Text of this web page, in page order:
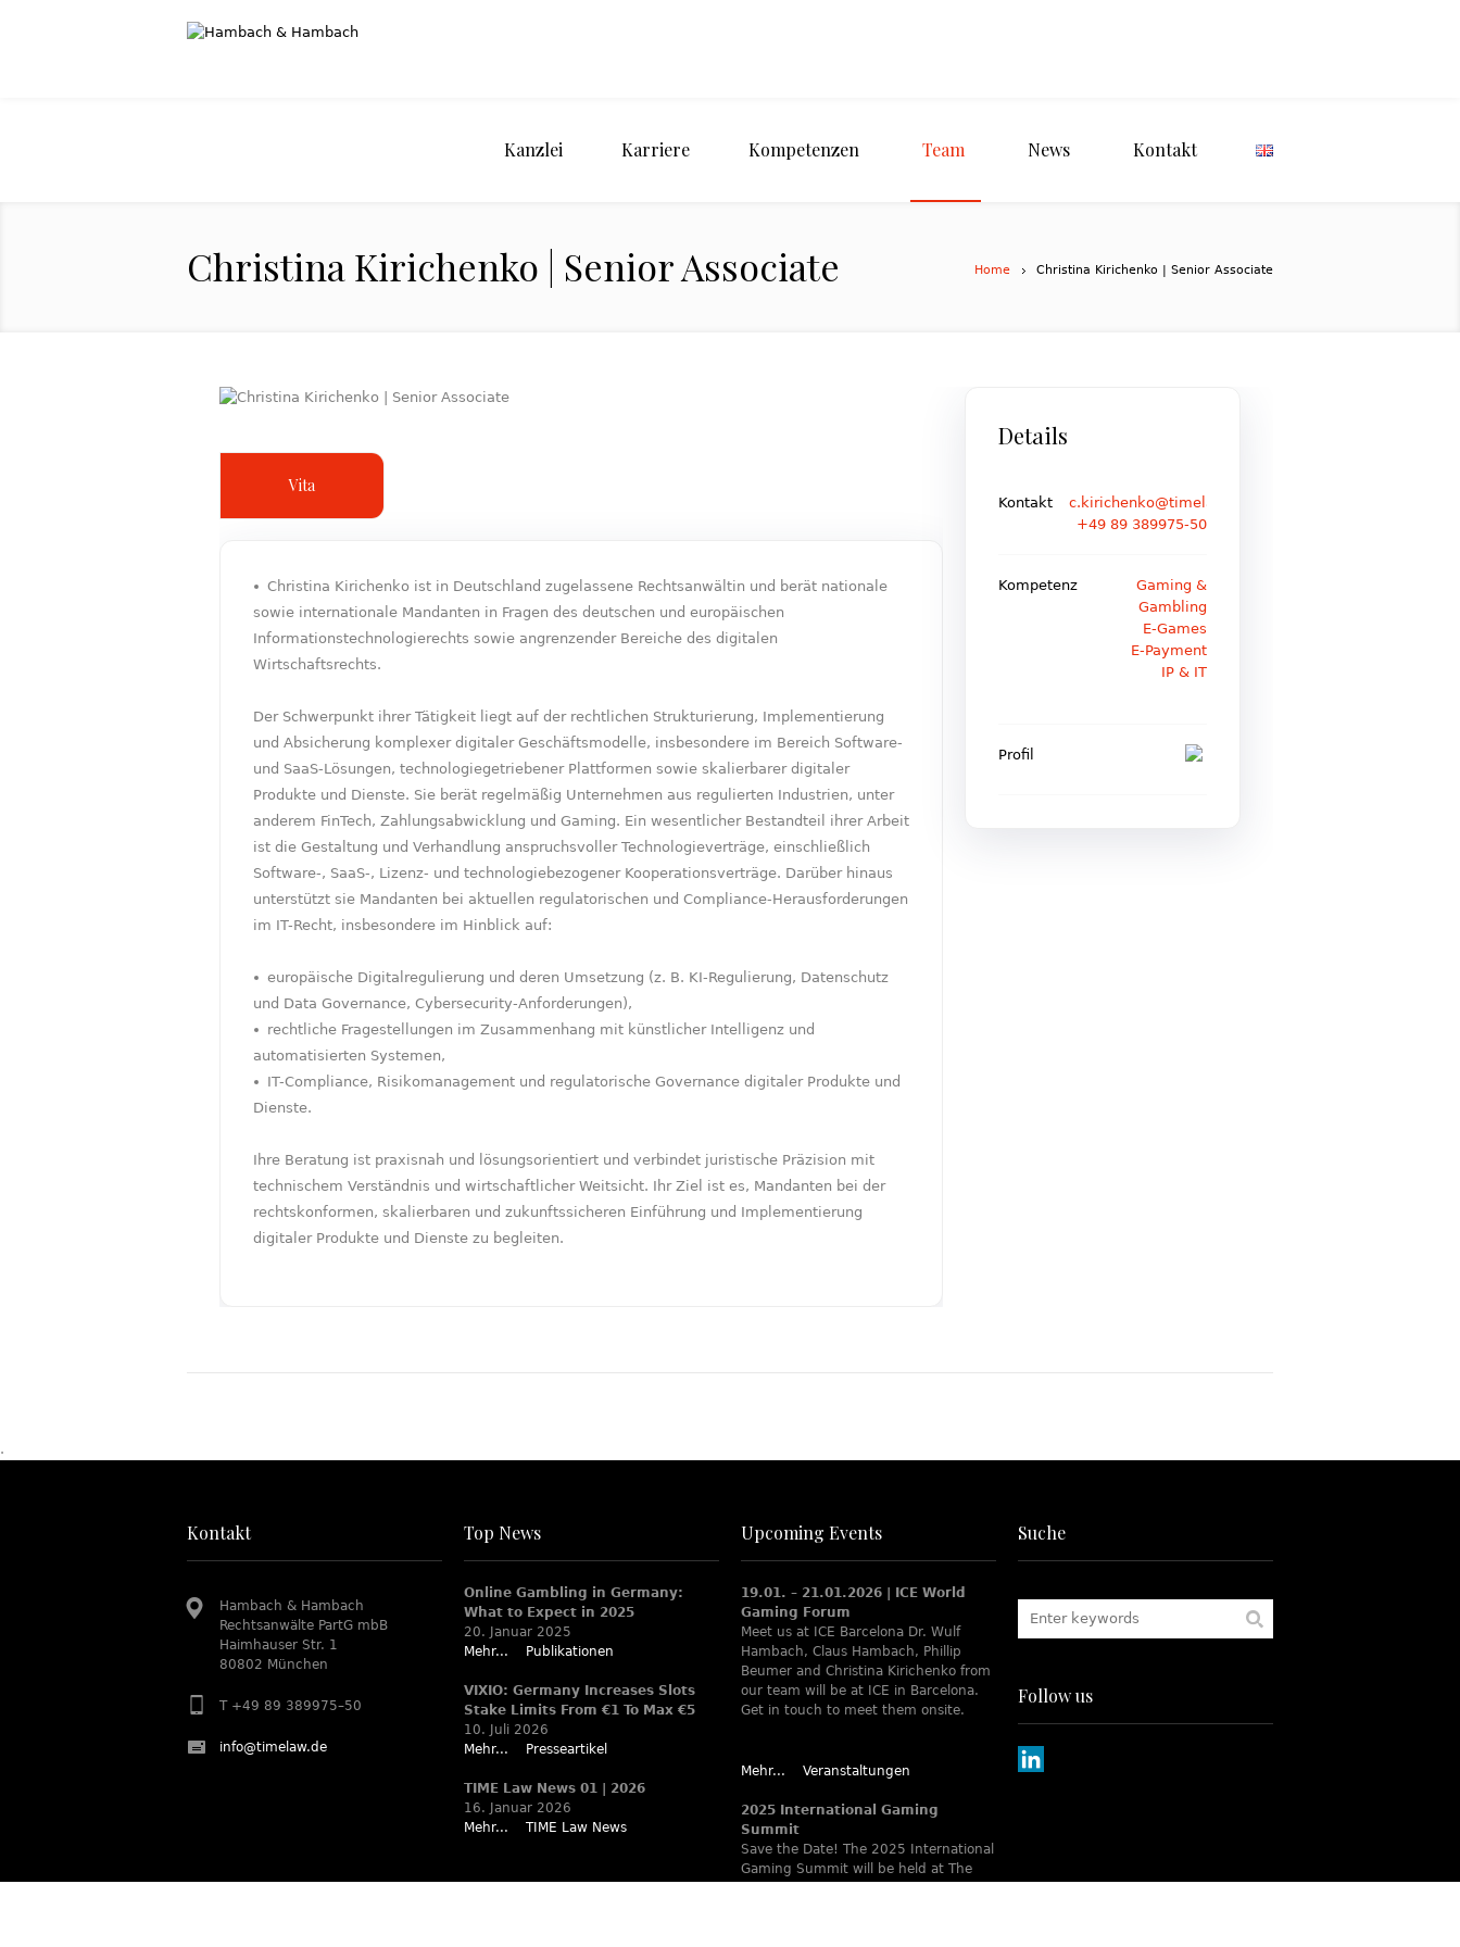
Kanzlei Karriere Kompetenzen Team News Kontakt
Christina Kirichenko | Senior Associate Home Christina Kirichenko | Senior Associate
Vita
Christina Kirichenko ist in Deutschland zugelassene Rechtsanwältin und berät nationale
sowie internationale Mandanten in Fragen des deutschen und europäischen
Informationstechnologierechts sowie angrenzender Bereiche des digitalen
Wirtschaftsrechts.
Der Schwerpunkt ihrer Tätigkeit liegt auf der rechtlichen Strukturierung, Implementierung
und Absicherung komplexer digitaler Geschäftsmodelle, insbesondere im Bereich Software-
und SaaS-Lösungen, technologiegetriebener Plattformen sowie skalierbarer digitaler
Produkte und Dienste. Sie berät regelmäßig Unternehmen aus regulierten Industrien, unter
anderem FinTech, Zahlungsabwicklung und Gaming. Ein wesentlicher Bestandteil ihrer Arbeit
ist die Gestaltung und Verhandlung anspruchsvoller Technologieverträge, einschließlich
Software-, SaaS-, Lizenz- und technologiebezogener Kooperationsverträge. Darüber hinaus
unterstützt sie Mandanten bei aktuellen regulatorischen und Compliance-Herausforderungen
im IT-Recht, insbesondere im Hinblick auf:
europäische Digitalregulierung und deren Umsetzung (z. B. KI-Regulierung, Datenschutz
und Data Governance, Cybersecurity-Anforderungen),
rechtliche Fragestellungen im Zusammenhang mit künstlicher Intelligenz und
automatisierten Systemen,
IT-Compliance, Risikomanagement und regulatorische Governance digitaler Produkte und
Dienste.
Ihre Beratung ist praxisnah und lösungsorientiert und verbindet juristische Präzision mit
technischem Verständnis und wirtschaftlicher Weitsicht. Ihr Ziel ist es, Mandanten bei der
rechtskonformen, skalierbaren und zukunftssicheren Einführung und Implementierung
digitaler Produkte und Dienste zu begleiten.
Details
Kontakt
c.kirichenko@timelaw.de
+49 89 389975-50
Kompetenz
Gaming &
Gambling
E-Games
E-Payment
IP & IT
Profil
.
Kontakt
Hambach & Hambach
Rechtsanwälte PartG mbB
Haimhauser Str. 1
80802 München
T +49 89 389975–50
info@timelaw.de
Top News
Online Gambling in Germany:
What to Expect in 2025
20. Januar 2025
Mehr...
Publikationen
VIXIO: Germany Increases Slots
Stake Limits From €1 To Max €5
10. Juli 2026
Mehr...
Presseartikel
TIME Law News 01 | 2026
16. Januar 2026
Mehr...
TIME Law News
Upcoming Events
19.01. – 21.01.2026 | ICE World
Gaming Forum
Meet us at ICE Barcelona Dr. Wulf
Hambach, Claus Hambach, Phillip
Beumer and Christina Kirichenko from
our team will be at ICE in Barcelona.
Get in touch to meet them onsite.
Mehr... Veranstaltungen
2025 International Gaming
Summit
Save the Date! The 2025 International
Gaming Summit will be held at The
Suche
Follow us